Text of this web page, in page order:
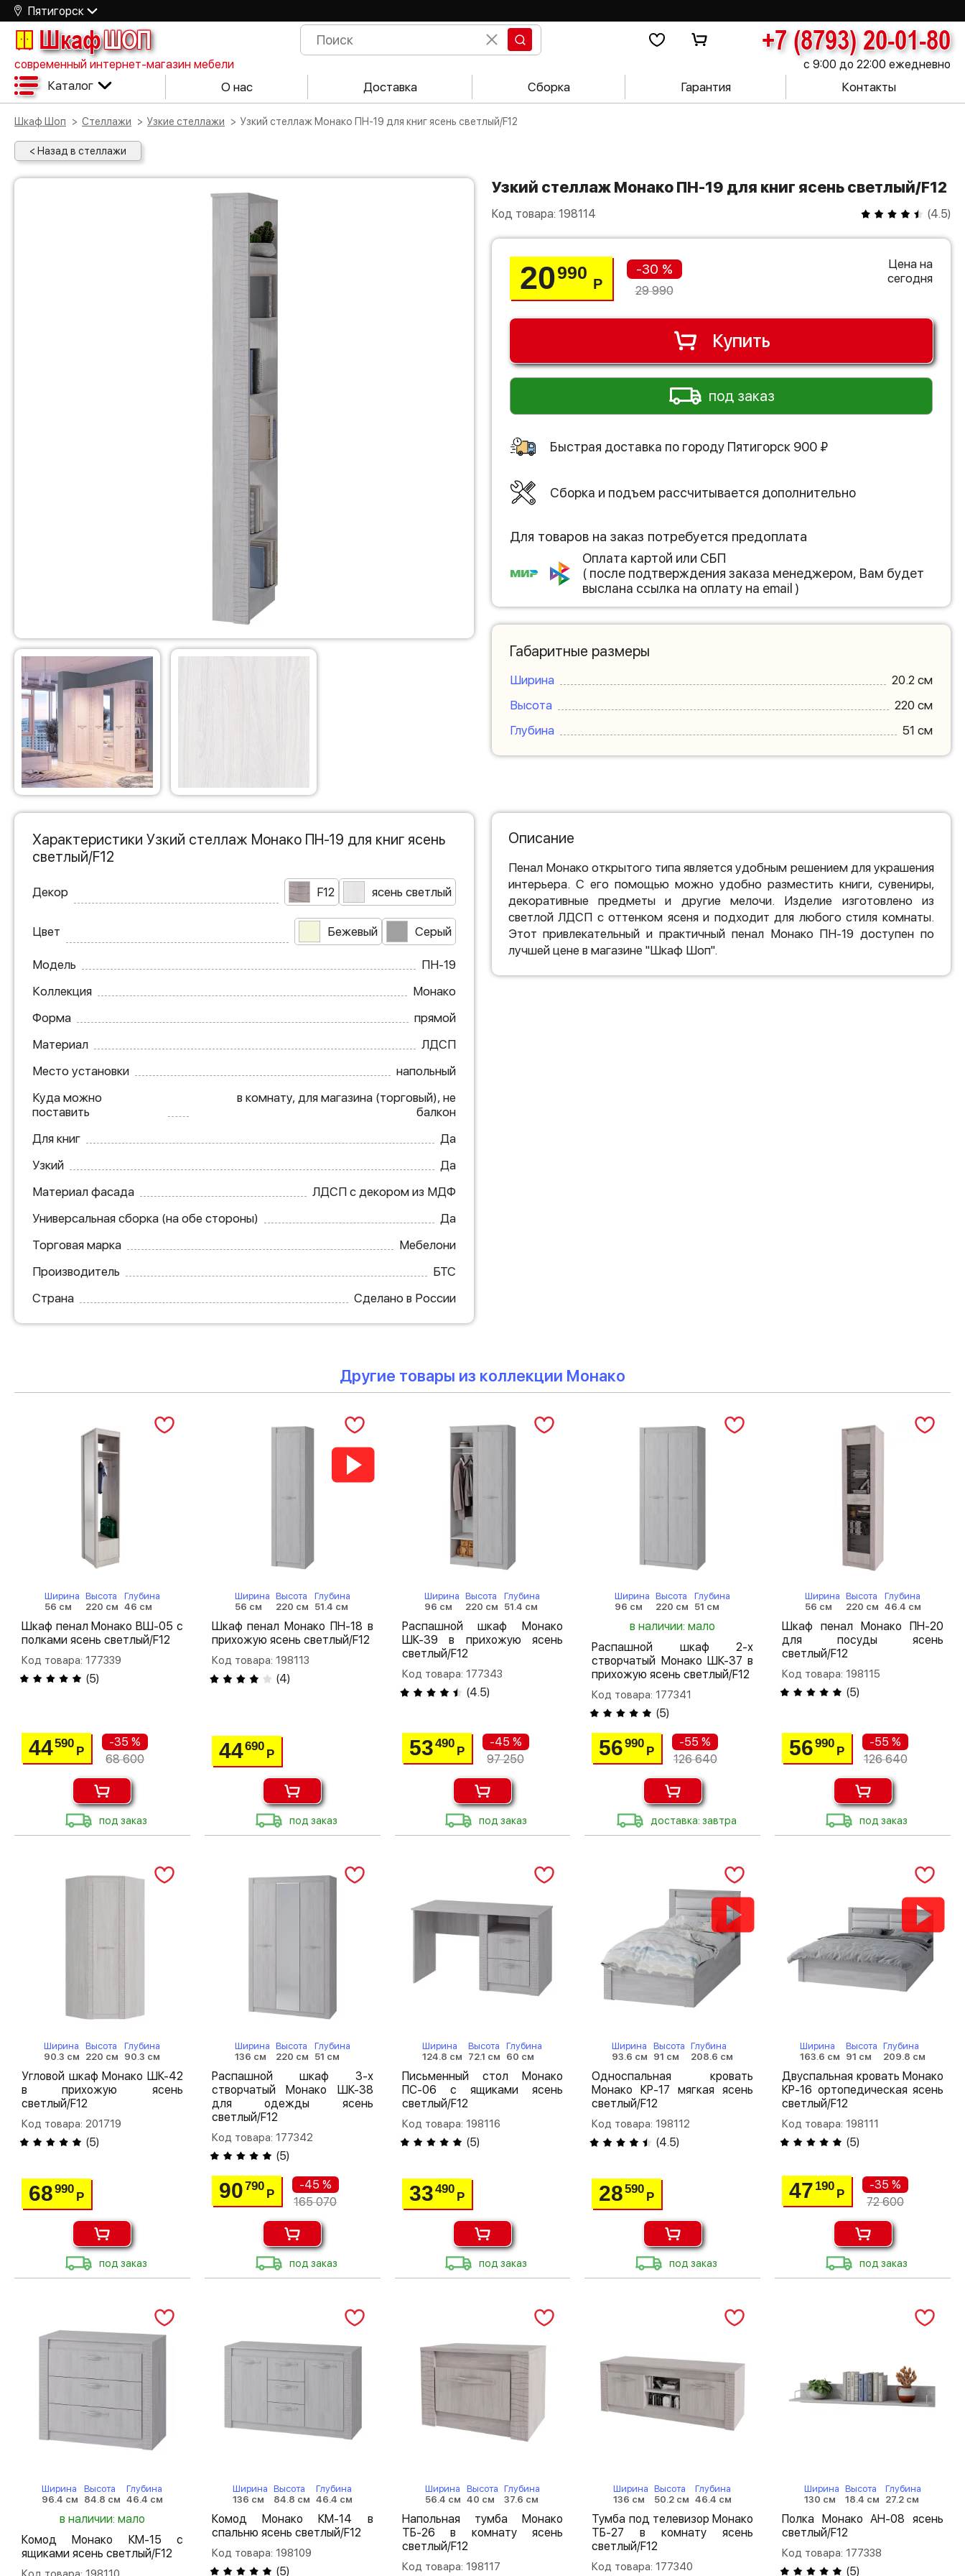
Пятигорск
ШкафШОП +7 (8793) 20-01-80
современный интернет-магазин мебели с 9:00 до 22:00 ежедневно
Каталог О нас Доставка Сборка Гарантия Контакты
Шкаф Шоп Стеллажи Узкие стеллажи Узкий стеллаж Монако ПН-19 для книг ясень светлый/F12
< Назад в стеллажи
Узкий стеллаж Монако ПН-19 для книг ясень светлый/F12
Код товара: 198114 (4.5)
20990
Р
-30 %
29 990
Цена на
сегодня
Купить
под заказ
Быстрая доставка по городу Пятигорск 900 ₽
Сборка и подъем рассчитывается дополнительно
Для товаров на заказ потребуется предоплата
Оплата картой или СБП
( после подтверждения заказа менеджером, Вам будет
выслана ссылка на оплату на email )
Габаритные размеры
Ширина
20.2 см
Высота
220 см
Глубина
51 см
Характеристики Узкий стеллаж Монако ПН-19 для книг ясень
светлый/F12
Декор F12 ясень светлый
Цвет Бежевый Серый
Модель
ПН-19
Коллекция
Монако
Форма
прямой
Материал
ЛДСП
Место установки
напольный
Куда можно
поставить
в комнату, для магазина (торговый), не
балкон
Для книг
Да
Узкий
Да
Материал фасада
ЛДСП с декором из МДФ
Универсальная сборка (на обе стороны)
Да
Торговая марка
Мебелони
Производитель
БТС
Страна
Сделано в России
Описание
Пенал Монако открытого типа является удобным решением для украшения
интерьера. С его помощью можно удобно разместить книги, сувениры,
декоративные предметы и другие мелочи. Изделие изготовлено из
светлой ЛДСП с оттенком ясеня и подходит для любого стиля комнаты.
Этот привлекательный и практичный пенал Монако ПН-19 доступен по
лучшей цене в магазине "Шкаф Шоп".
Другие товары из коллекции Монако
Ширина
56 см
Высота
220 см
Глубина
46 см
Шкаф пенал Монако ВШ-05 с
полками ясень светлый/F12
Код товара: 177339
(5)
44590
Р
-35 %
68 600
под заказ
Ширина
56 см
Высота
220 см
Глубина
51.4 см
Шкаф пенал Монако ПН-18 в
прихожую ясень светлый/F12
Код товара: 198113
(4)
44690
Р
под заказ
Ширина
96 см
Высота
220 см
Глубина
51.4 см
Распашной шкаф Монако
ШК-39 в прихожую ясень
светлый/F12
Код товара: 177343
(4.5)
53490
Р
-45 %
97 250
под заказ
Ширина
96 см
Высота
220 см
Глубина
51 см
в наличии: мало
Распашной шкаф 2-х
створчатый Монако ШК-37 в
прихожую ясень светлый/F12
Код товара: 177341
(5)
56990
Р
-55 %
126 640
доставка: завтра
Ширина
56 см
Высота
220 см
Глубина
46.4 см
Шкаф пенал Монако ПН-20
для посуды ясень
светлый/F12
Код товара: 198115
(5)
56990
Р
-55 %
126 640
под заказ
Ширина
90.3 см
Высота
220 см
Глубина
90.3 см
Угловой шкаф Монако ШК-42
в прихожую ясень
светлый/F12
Код товара: 201719
(5)
68990
Р
под заказ
Ширина
136 см
Высота
220 см
Глубина
51 см
Распашной шкаф 3-х
створчатый Монако ШК-38
для одежды ясень
светлый/F12
Код товара: 177342
(5)
90790
Р
-45 %
165 070
под заказ
Ширина
124.8 см
Высота
72.1 см
Глубина
60 см
Письменный стол Монако
ПС-06 с ящиками ясень
светлый/F12
Код товара: 198116
(5)
33490
Р
под заказ
Ширина
93.6 см
Высота
91 см
Глубина
208.6 см
Односпальная кровать
Монако КР-17 мягкая ясень
светлый/F12
Код товара: 198112
(4.5)
28590
Р
под заказ
Ширина
163.6 см
Высота
91 см
Глубина
209.8 см
Двуспальная кровать Монако
КР-16 ортопедическая ясень
светлый/F12
Код товара: 198111
(5)
47 190
Р
-35 %
72 600
под заказ
Ширина
96.4 см
Высота
84.8 см
Глубина
46.4 см
в наличии: мало
Комод Монако КМ-15 с
ящиками ясень светлый/F12
Ширина
136 см
Высота
84.8 см
Глубина
46.4 см
Комод Монако КМ-14 в
спальню ясень светлый/F12
Код товара: 198109
(5)
Ширина
56.4 см
Высота
40 см
Глубина
37.6 см
Напольная тумба Монако
ТБ-26 в комнату ясень
светлый/F12
Код товара: 198117
Ширина
136 см
Высота
50.2 см
Глубина
46.4 см
Тумба под телевизор Монако
ТБ-27 в комнату ясень
светлый/F12
Код товара: 177340
Ширина
130 см
Высота
18.4 см
Глубина
27.2 см
Полка Монако АН-08 ясень
светлый/F12
Код товара: 177338
(5)